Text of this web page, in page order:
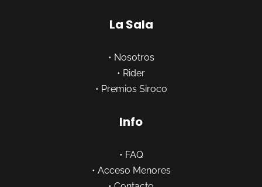
La Sala
• Nosotros
• Rider
• Premios Siroco
Info
• FAQ
• Acceso Menores